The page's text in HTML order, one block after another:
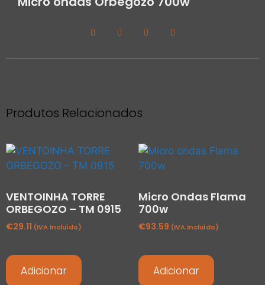
Produtos Relacionados
VENTOINHA TORRE
ORBEGOZO – TM 0915
€29.11 (IVA Incluído)
Adicionar
Micro Ondas Flama
700w
€93.59 (IVA Incluído)
Adicionar